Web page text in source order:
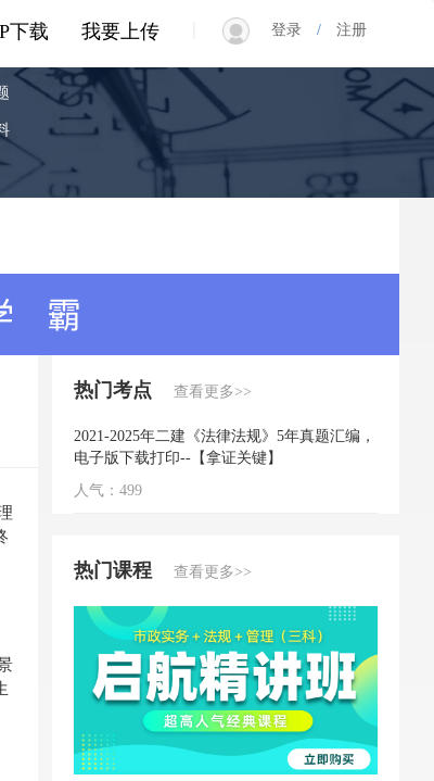
登录 / 注册
我要上传
下载
热门考点 查看更多>>
2021-2025年二建《法律法规》5年真题汇编，
电子版下载打印--【拿证关键】
人气：499
热门课程 查看更多>>